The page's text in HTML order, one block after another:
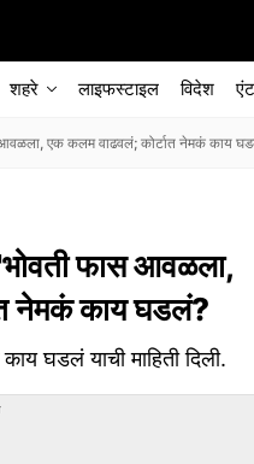
शहरे लाइफस्टाइल विदेश
एक कलम वाढवलं; कोर्टात नेमकं काय
फास आवळला,
नेमकं काय घडलं?
घडलं याची माहिती दिली.